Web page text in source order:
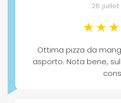
26 juillet
Ottima pizza da
asporto. Nota bene,